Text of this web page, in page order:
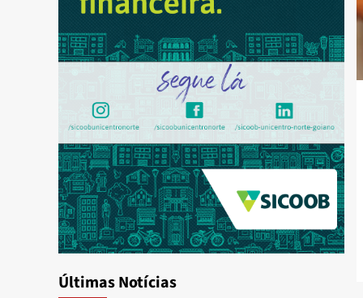
Últimas Notícias